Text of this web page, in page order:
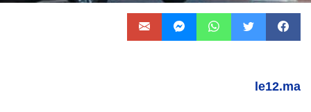
le12.ma